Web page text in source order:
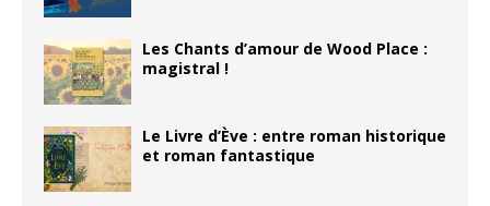
Les Chants d’amour de Wood Place :
magistral !
Le Livre d’Ève : entre roman historique
et roman fantastique